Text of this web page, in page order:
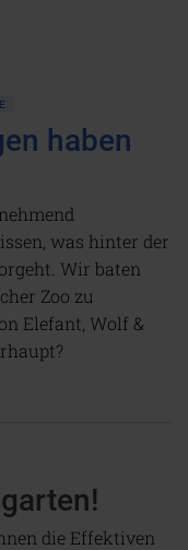
haben
was hinter der
Wir baten
Zoo zu
Elefant, Wolf &
die Effektiven